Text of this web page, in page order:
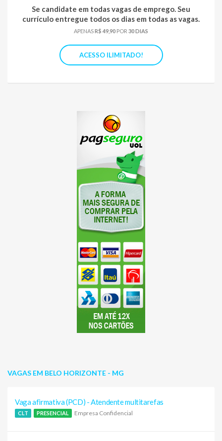
Se candidate em todas vagas de emprego. Seu
currículo entregue todos os dias em todas as vagas.
APENASR$ 49,90 POR 30 DIAS
ACESSO ILIMITADO!
VAGAS EM BELO HORIZONTE - MG
Vaga afirmativa (PCD) - Atendente multitarefas
CLT PRESENCIAL Empresa Confidencial